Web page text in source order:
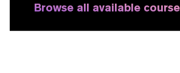
Browse all available